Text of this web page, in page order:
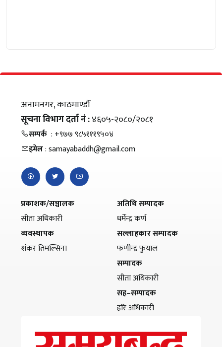
अनामनगर, काठमाण्डौँ
सूचना विभाग दर्ता नं :४६०५-२०८०/२०८१
सम्पर्क : +९७७ ९८५१११९५०४
इमेल: samayabaddh@gmail.com
प्रकाशक/सञ्चालक
सीता अधिकारी
व्यवस्थापक
शंकर तिमल्सिना
अतिथि सम्पादक
धर्मेन्द्र कर्ण
सल्लाहकार सम्पादक
फणीन्द्र फुयाल
सम्पादक
सीता अधिकारी
सह–सम्पादक
हरि अधिकारी